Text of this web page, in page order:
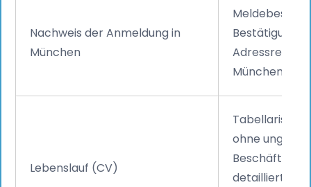
Nachweis der Anmeldung in
München
Bestätigung
München.
Lebenslauf (CV)
ohne
detaillierter